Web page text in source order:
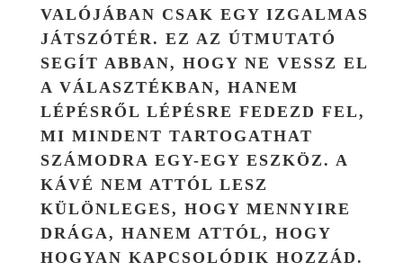
VALÓJÁBAN CSAK EGY IZGALMAS
JÁTSZÓTÉR. EZ AZ ÚTMUTATÓ
SEGÍT ABBAN, HOGY NE VESSZ EL
A VÁLASZTÉKBAN, HANEM
LÉPÉSRŐL LÉPÉSRE FEDEZD FEL,
MI MINDENT TARTOGATHAT
SZÁMODRA EGY-EGY ESZKÖZ. A
KÁVÉ NEM ATTÓL LESZ
KÜLÖNLEGES, HOGY MENNYIRE
DRÁGA, HANEM ATTÓL, HOGY
HOGYAN KAPCSOLÓDIK HOZZÁD.